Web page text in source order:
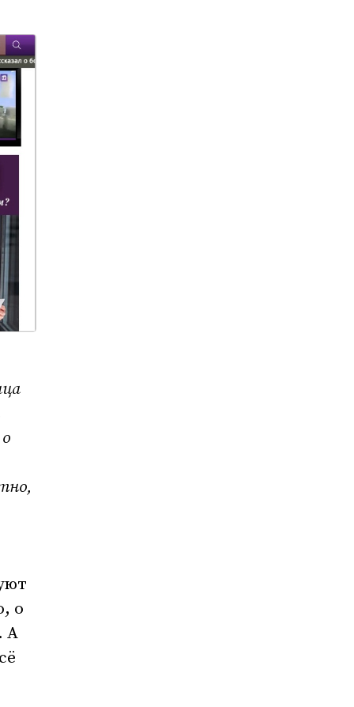
о
А